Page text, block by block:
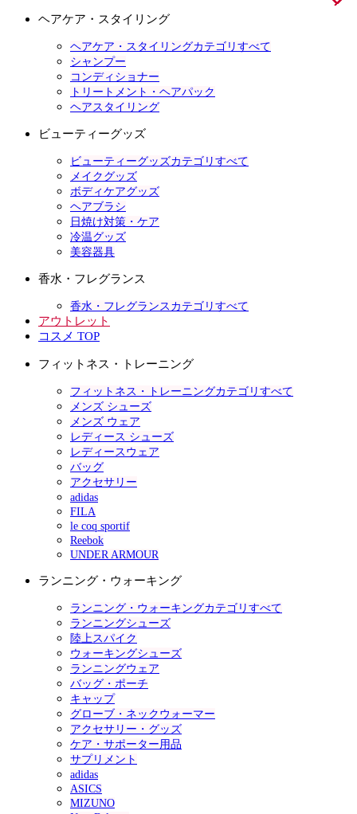
ヘアケア・スタイリング
ヘアケア・スタイリングカテゴリすべて
シャンプー
コンディショナー
トリートメント・ヘアパック
ヘアスタイリング
ビューティーグッズ
ビューティーグッズカテゴリすべて
メイクグッズ
ボディケアグッズ
ヘアブラシ
日焼け対策・ケア
冷温グッズ
美容器具
香水・フレグランス
香水・フレグランスカテゴリすべて
アウトレット
コスメ TOP
フィットネス・トレーニング
フィットネス・トレーニングカテゴリすべて
メンズ シューズ
メンズ ウェア
レディース シューズ
レディースウェア
バッグ
アクセサリー
adidas
FILA
le coq sportif
Reebok
UNDER ARMOUR
ランニング・ウォーキング
ランニング・ウォーキングカテゴリすべて
ランニングシューズ
陸上スパイク
ウォーキングシューズ
ランニングウェア
バッグ・ポーチ
キャップ
グローブ・ネックウォーマー
アクセサリー・グッズ
ケア・サポーター用品
サプリメント
adidas
ASICS
MIZUNO